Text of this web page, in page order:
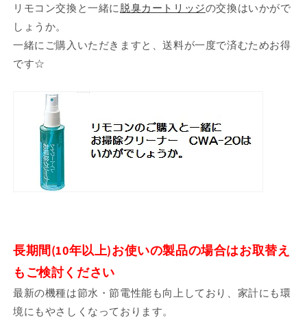
リモコン交換と一緒に脱臭カートリッジの交換はいかがで
しょうか。
一緒にご購入いただきますと、送料が一度で済むためお得
です☆
長期間(10年以上)お使いの製品の場合はお取替え
もご検討ください
最新の機種は節水・節電性能も向上しており、家計にも環
境にもやさしくなっております。